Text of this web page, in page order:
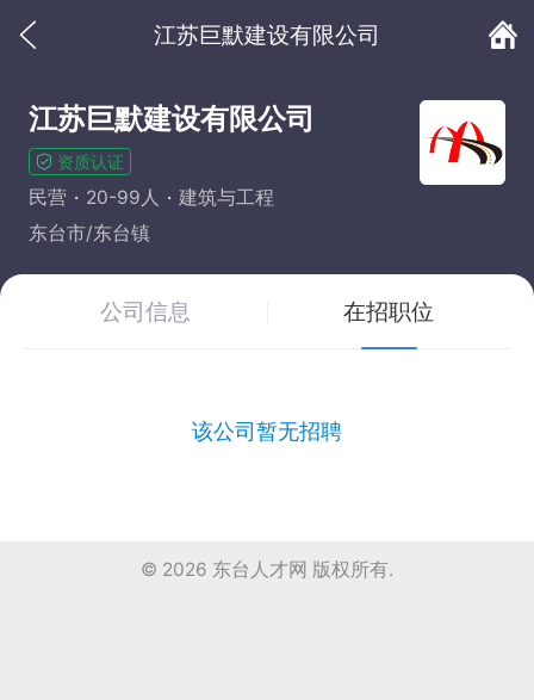
江苏巨默建设有限公司
江苏巨默建设有限公司
资质认证
民营 20-99人
建筑与工程
东台市/东台镇
公司信息 在招职位
该公司暂无招聘
© 2026 东台人才网 版权所有.